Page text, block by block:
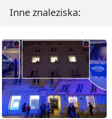
Inne znaleziska: